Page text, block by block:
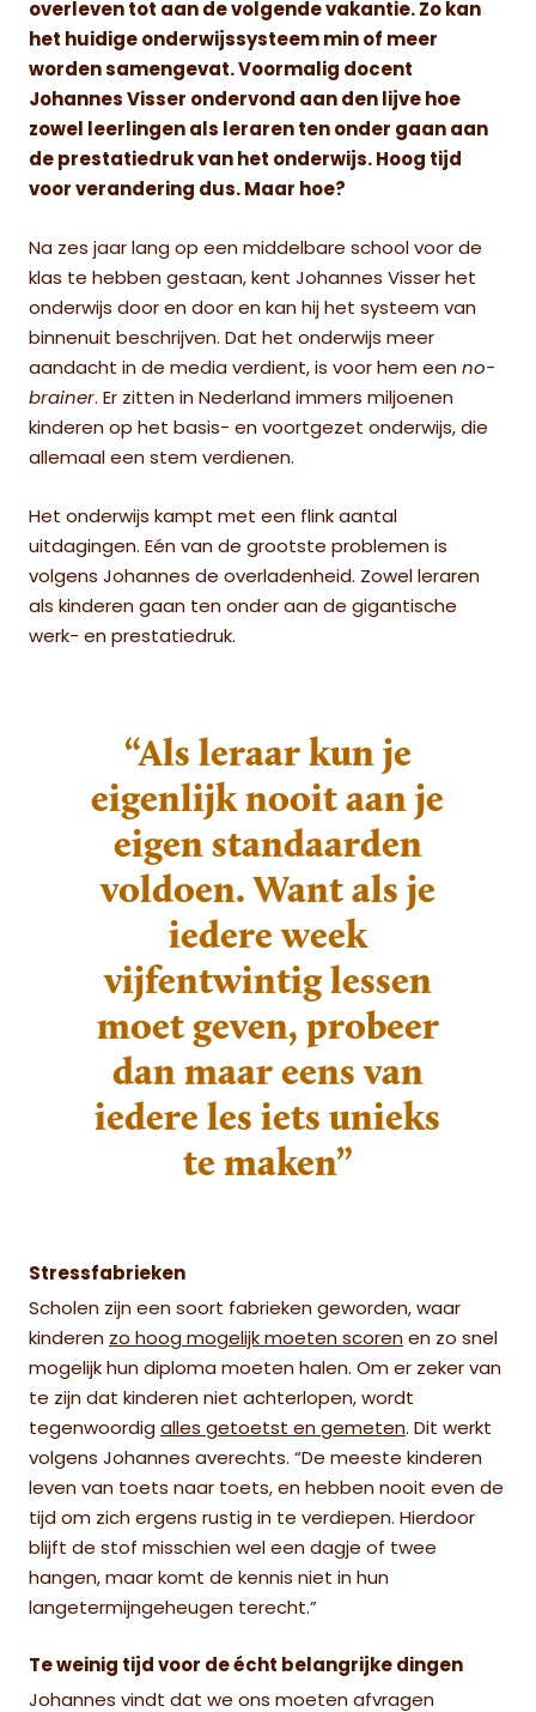
overleven tot aan de volgende vakantie. Zo kan
het huidige onderwijssysteem min of meer
worden samengevat. Voormalig docent
Johannes Visser ondervond aan den lijve hoe
zowel leerlingen als leraren ten onder gaan aan
de prestatiedruk van het onderwijs. Hoog tijd
voor verandering dus. Maar hoe?
Na zes jaar lang op een middelbare school voor de
klas te hebben gestaan, kent Johannes Visser het
onderwijs door en door en kan hij het systeem van
binnenuit beschrijven. Dat het onderwijs meer
aandacht in de media verdient, is voor hem een no-
brainer. Er zitten in Nederland immers miljoenen
kinderen op het basis- en voortgezet onderwijs, die
allemaal een stem verdienen.
Het onderwijs kampt met een flink aantal
uitdagingen. Eén van de grootste problemen is
volgens Johannes de overladenheid. Zowel leraren
als kinderen gaan ten onder aan de gigantische
werk- en prestatiedruk.
“Als leraar kun je
eigenlijk nooit aan je
eigen standaarden
voldoen. Want als je
iedere week
vijfentwintig lessen
moet geven, probeer
dan maar eens van
iedere les iets unieks
te maken”
Stressfabrieken
Scholen zijn een soort fabrieken geworden, waar
kinderen zo hoog mogelijk moeten scoren en zo snel
mogelijk hun diploma moeten halen. Om er zeker van
te zijn dat kinderen niet achterlopen, wordt
tegenwoordig alles getoetst en gemeten. Dit werkt
volgens Johannes averechts. “De meeste kinderen
leven van toets naar toets, en hebben nooit even de
tijd om zich ergens rustig in te verdiepen. Hierdoor
blijft de stof misschien wel een dagje of twee
hangen, maar komt de kennis niet in hun
langetermijngeheugen terecht.”
Te weinig tijd voor de écht belangrijke dingen
Johannes vindt dat we ons moeten afvragen